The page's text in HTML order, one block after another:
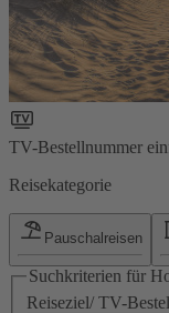
TV-Bestellnummer
Reisekategorie
Pauschalreisen
Suchkriterien für
Reiseziel/ TV-